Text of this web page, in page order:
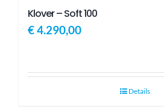
Klover – Soft 100
€4.290,00
Details